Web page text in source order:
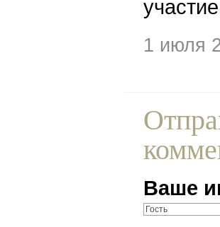
1 июля
Ваше